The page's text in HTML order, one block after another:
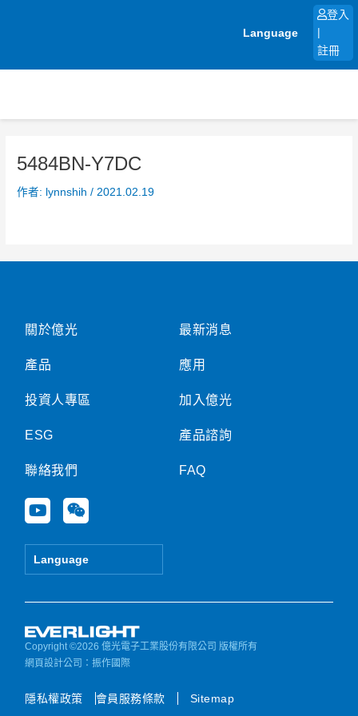
Language
登入
註冊
5484BN-Y7DC
作者: lynnshih/ 2021.02.19
關於億光
產品
投資人專區
ESG
聯絡我們
Y
o
u
e
W
e
i
Language
最新消息
應用
加入億光
產品諮詢
FAQ
Copyright ©2026 億光電子工業股份有限公司 版權所有
網頁設計公司 ：振作國際
隱私權政策 會員服務條款 Sitemap